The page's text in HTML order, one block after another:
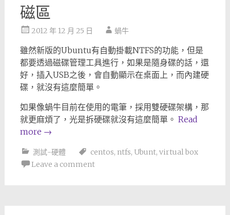
磁區
2012 年 12 月 25 日 蝸牛
雖然新版的Ubuntu有自動掛載NTFS的功能，但是
都要透過磁碟管理工具進行，如果是隨身碟的話，還
好，插入USB之後，會自動顯示在桌面上，而內建硬
碟，就沒有這麼簡單。
如果像蝸牛目前在使用的電筆，採用雙硬碟架構，那
就更麻煩了，光是拆硬碟就沒有這麼簡單。 Read
more →
測試-硬體 centos, ntfs, Ubunt, virtual box
Leave a comment